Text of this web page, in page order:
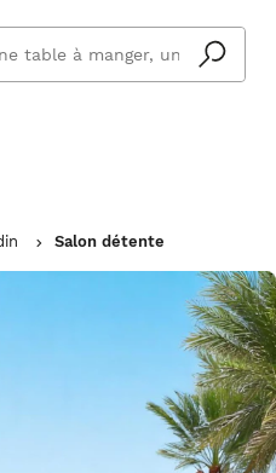
s'adapte
En savoir plus
Salon détente